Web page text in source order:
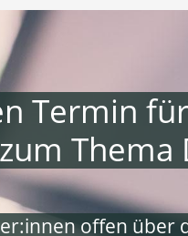
Termin
offen über